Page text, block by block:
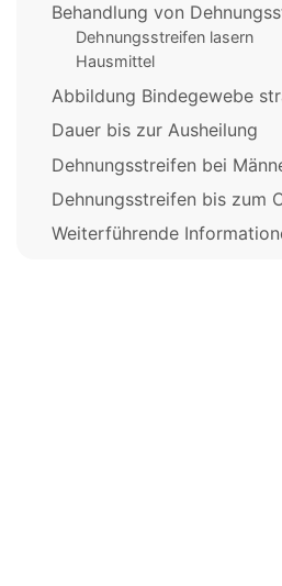
Behandlung von
Dehnungsstreifen lasern
Hausmittel
Abbildung Bindegewebe
Dauer bis zur Ausheilung
Dehnungsstreifen bei
Dehnungsstreifen bis zum
Weiterführende